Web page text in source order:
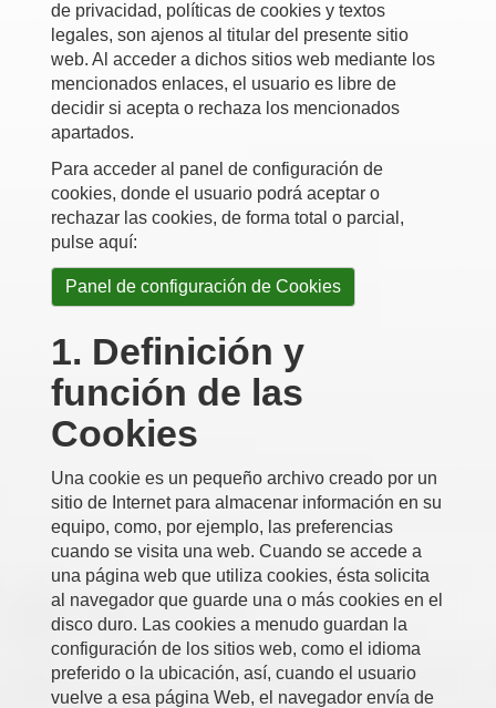
de privacidad, políticas de cookies y textos
legales, son ajenos al titular del presente sitio
web. Al acceder a dichos sitios web mediante los
mencionados enlaces, el usuario es libre de
decidir si acepta o rechaza los mencionados
apartados.
Para acceder al panel de configuración de
cookies, donde el usuario podrá aceptar o
rechazar las cookies, de forma total o parcial,
pulse aquí:
Panel de configuración de Cookies
1. Definición y
función de las
Cookies
Una cookie es un pequeño archivo creado por un
sitio de Internet para almacenar información en su
equipo, como, por ejemplo, las preferencias
cuando se visita una web. Cuando se accede a
una página web que utiliza cookies, ésta solicita
al navegador que guarde una o más cookies en el
disco duro. Las cookies a menudo guardan la
configuración de los sitios web, como el idioma
preferido o la ubicación, así, cuando el usuario
vuelve a esa página Web, el navegador envía de